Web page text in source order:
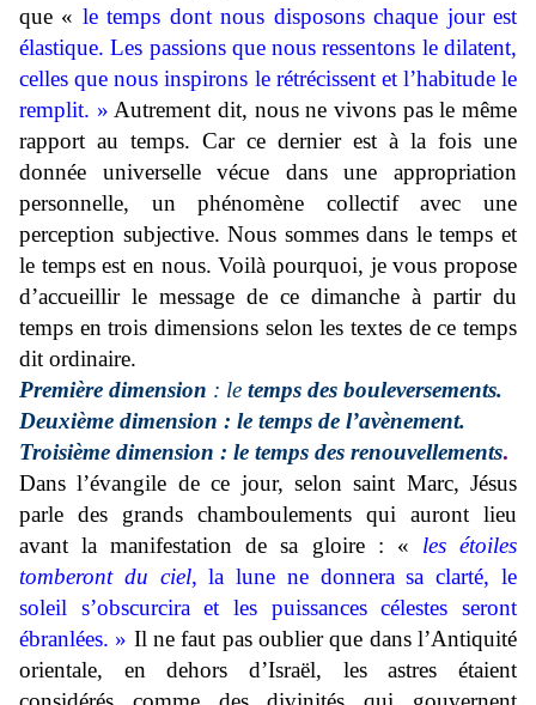
que « le temps dont nous disposons chaque jour est
élastique. Les passions que nous ressentons le dilatent,
celles que nous inspirons le rétrécissent et l’habitude le
remplit. » Autrement dit, nous ne vivons pas le même
rapport au temps. Car ce dernier est à la fois une
donnée universelle vécue dans une appropriation
personnelle, un phénomène collectif avec une
perception subjective. Nous sommes dans le temps et
le temps est en nous. Voilà pourquoi, je vous propose
d’accueillir le message de ce dimanche à partir du
temps en trois dimensions selon les textes de ce temps
dit ordinaire.
Première dimension : le temps des bouleversements.
Deuxième dimension : le temps de l’avènement.
Troisième dimension : le temps des renouvellements.
Dans l’évangile de ce jour, selon saint Marc, Jésus
parle des grands chamboulements qui auront lieu
avant la manifestation de sa gloire : « les étoiles
tomberont du ciel, la lune ne donnera sa clarté, le
soleil s’obscurcira et les puissances célestes seront
ébranlées. » Il ne faut pas oublier que dans l’Antiquité
orientale, en dehors d’Israël, les astres étaient